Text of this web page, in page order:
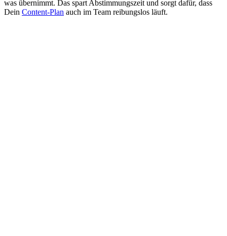
was übernimmt. Das spart Abstimmungszeit und sorgt dafür, dass
Dein Content-Plan auch im Team reibungslos läuft.